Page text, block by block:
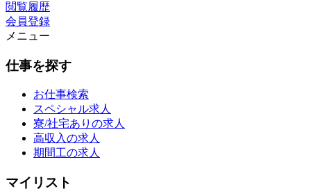
閲覧履歴
会員登録
メニュー
仕事を探す
お仕事検索
スペシャル求人
寮/社宅ありの求人
高収入の求人
期間工の求人
マイリスト